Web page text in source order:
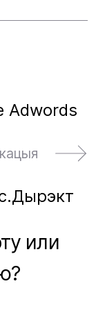
Adwords
или